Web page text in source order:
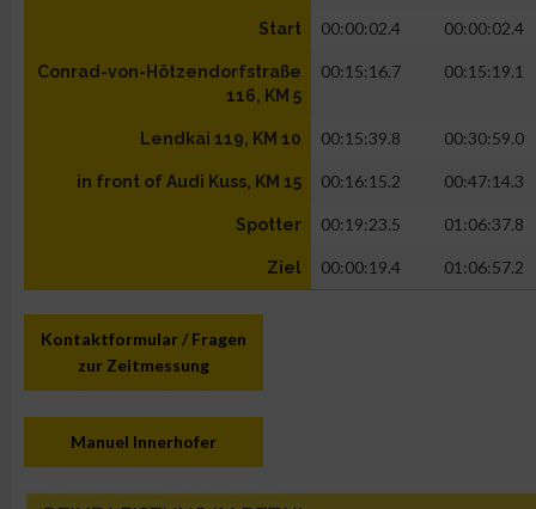
Start 00:00:02.4 00:00:02.4
Conrad-von-Hötzendorfstraße
116, KM 5
00:15:16.7 00:15:19.1
Lendkai 119, KM 10 00:15:39.8 00:30:59.0
in front of Audi Kuss, KM 15 00:16:15.2 00:47:14.3
Spotter 00:19:23.5 01:06:37.8
Ziel 00:00:19.4 01:06:57.2
Kontaktformular / Fragen
zur Zeitmessung
Manuel Innerhofer